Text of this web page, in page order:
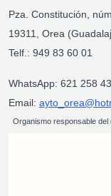
Pza. Constitución,
19311, Orea
Telf.:
WhatsApp: 621 258
Email:
Organismo responsable del